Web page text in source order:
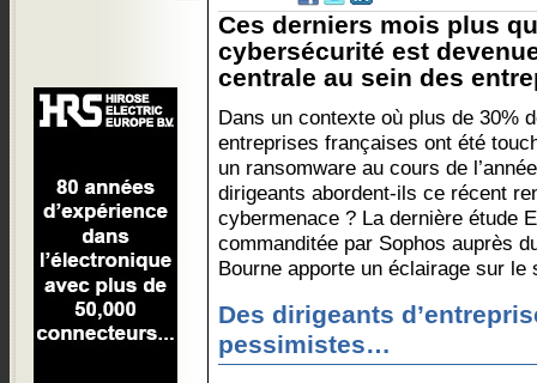
Ces derniers mois plus
cybersécurité est
centrale au sein des
Dans un contexte où plus de 30%
entreprises françaises ont été
un ransomware au cours de
dirigeants abordent-ils ce récent
cybermenace ? La dernière étude
commanditée par Sophos auprès
Bourne apporte un éclairage sur le
Des dirigeants
pessimistes…